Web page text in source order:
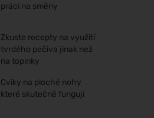
práci na směny
Zkuste recepty na využití
tvrdého pečiva jinak než
na topinky
Cviky na ploché nohy
které skutečně fungují